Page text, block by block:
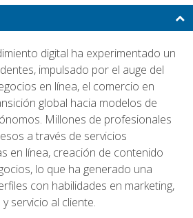
digital ha experimentado un
impulsado por el auge del
en línea, el comercio en
global hacia modelos de
Millones de profesionales
a través de servicios
en línea, creación de contenido
lo que ha generado una
con habilidades en marketing,
servicio al cliente.